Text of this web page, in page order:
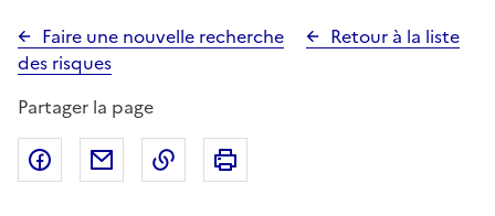
Faire une nouvelle recherche
Retour à la liste
des risques
Partager la page
Partager sur Facebook
Partager par emailCopier dans le presse-papier